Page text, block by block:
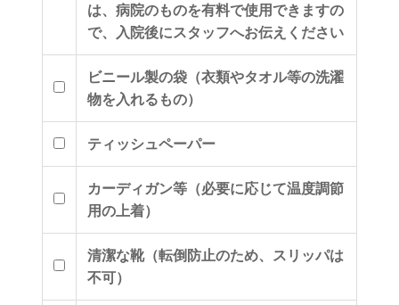
は、病院のものを有料で使用できますの
で、入院後にスタッフへお伝えください
ビニール製の袋（衣類やタオル等の洗濯
物を入れるもの）
ティッシュペーパー
カーディガン等（必要に応じて温度調節
用の上着）
清潔な靴（転倒防止のため、スリッパは
不可）